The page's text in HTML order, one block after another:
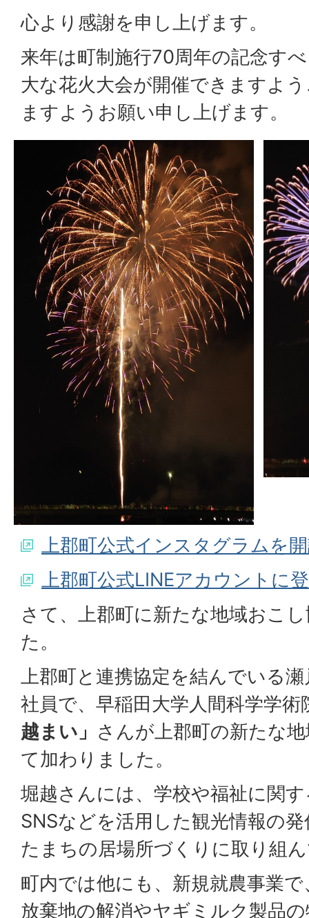
心より感謝を申し上げます。
来年は町制施行70周年の記念す
大な花火大会が開催できますよ
ますようお願い申し上げます。
上郡町公式インスタグラムを
上郡町公式LINEアカウントに
さて、上郡町に新たな地域おこ
た。
上郡町と連携協定を結んでいる
社員で、早稲田大学人間科学学
越まい」 さんが上郡町の新たな
て加わりました。
堀越さんには、学校や福祉に関
SNSなどを活用した観光情報の
たまちの居場所づくりに取り組
町内では他にも、新規就農事業
放棄地の解消やヤギミルク製品